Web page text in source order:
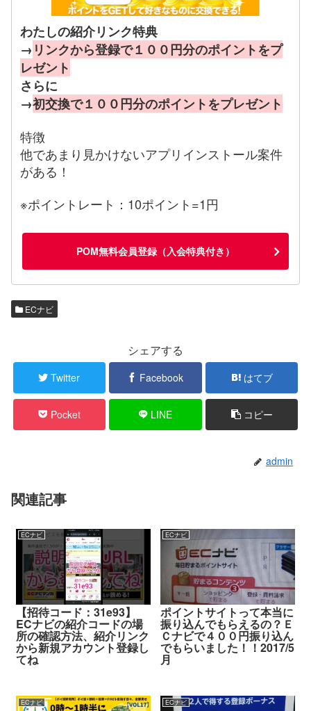
わたしの紹介リンク特典
→ リンクから登録で１００円分のポイントをプ
レゼント
さらに
→初交換で１００円分のポイントをプレゼント
特徴
他であまり見かけないアプリインストール案件
がある！
※ポイントレート：10ポイント=1円
POM無料会員登録（入会特典付き）
ECナビ
シェアする
Twitter Facebook はてブ
Pocket LINE コピー
admin
関連記事
ECナビ
【招待コード：31e93】
ECナビの紹介コードの場
所の確認方法、紹介リンク
から新規アカウント登録し
てね
ECナビ
ポイントサイトって本当に
振り込んでもらえるの？Ｅ
Ｃナビで４００円振り込ん
でもらいました！！2017/5
月
ECナビ ECナビ